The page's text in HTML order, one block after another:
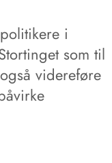
i
som til
videreføre